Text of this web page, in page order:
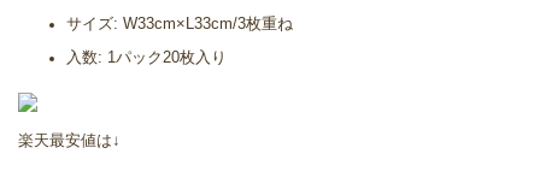
サイズ: W33cm×L33cm/3枚重ね
入数: 1パック20枚入り
楽天最安値は↓